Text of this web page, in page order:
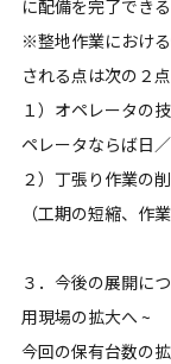
に配備を完了できる
※整地作業におけ
される点は次の２点
１）オペレータの
ペレータならば日
２）丁張り作業の
（工期の短縮、作
３．今後の展開に
用現場の拡大へ ~
今回の保有台数の